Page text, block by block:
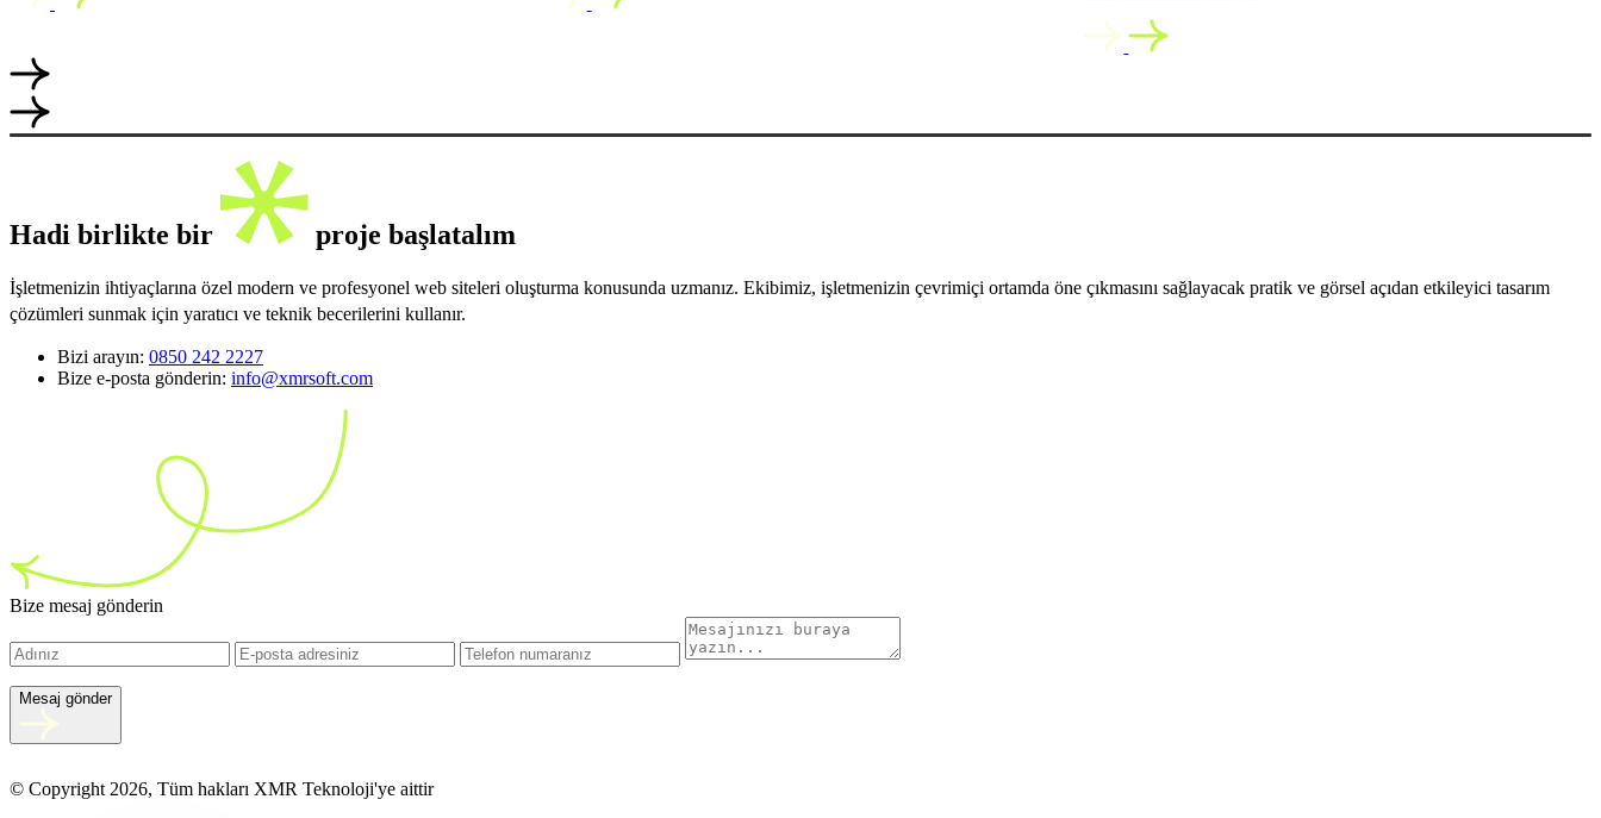
Hadi birlikte bir proje başlatalım
İşletmenizin ihtiyaçlarına özel modern ve profesyonel web siteleri oluşturma konusunda uzmanız. Ekibimiz, işletmenizin çevrimiçi ortamda öne çıkmasını sağlayacak pratik ve görsel açıdan etkileyici tasarım
çözümleri sunmak için yaratıcı ve teknik becerilerini kullanır.
Bizi arayın: 0850 242 2227
Bize e-posta gönderin: info@xmrsoft.com
Bize mesaj gönderin
Mesaj gönder
© Copyright 2026, Tüm hakları XMR Teknoloji'ye aittir